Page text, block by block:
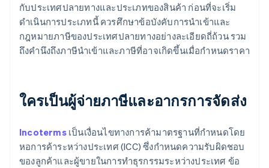
กับประเทศปลายทางและประเภทของสินค้า ก่อนที่จะเริ่ม
ดำเนินการประเภทนี้ ควรศึกษาข้อบังคับการนำเข้าและ
กฎหมายภาษีของประเทศปลายทางอย่างละเอียดถี่ถ้วน รวม
ถึงคำนึงถึงภาษีนำเข้าและภาษีที่อาจเกิดขึ้นเมื่อกำหนดราคา
ใครเป็นผู้จ่ายภาษีและอากรการจัดส่ง
Incotermsเป็นเงื่อนไขทางการค้ามาตรฐานที่กำหนดโดย
หอการค้าระหว่างประเทศ (ICC) ซึ่งกำหนดความรับผิดชอบ
ของลูกค้าและผู้ขายในการทำธุรกรรมระหว่างประเทศ ข้อ